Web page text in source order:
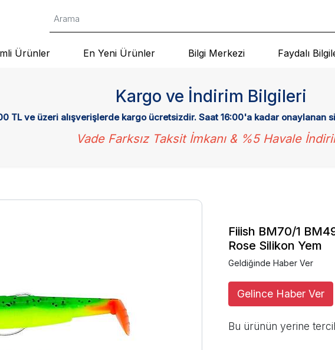
Ürünler En Yeni Ürünler Bilgi Merkezi Faydalı
Kargo ve İndirim Bilgileri
TL ve üzeri alışverişlerde kargo ücretsizdir. Saat 16:00'a kadar onaylanan
Vade Farksız Taksit İmkanı & %5 Havale
Fiiish BM70/1
Rose Silikon Yem
Geldiğinde Haber Ver
Gelince Haber Ver
Bu ürünün yerine